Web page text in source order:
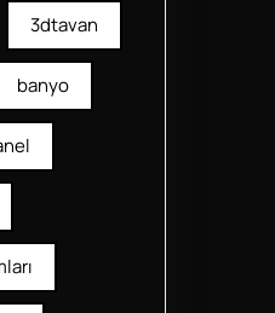
3dtavan
banyo